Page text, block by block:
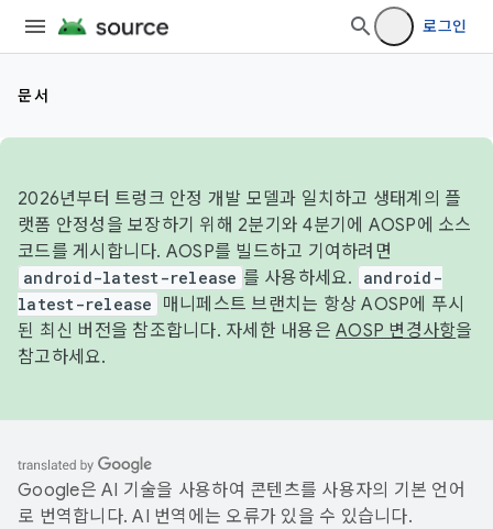
로그인
문서
2026년부터 트렁크 안정 개발 모델과 일치하고 생태계의 플
랫폼 안정성을 보장하기 위해 2분기와 4분기에 AOSP에 소스
코드를 게시합니다. AOSP를 빌드하고 기여하려면
android-latest-release 를 사용하세요.
android-
latest-release
매니페스트 브랜치는 항상 AOSP에 푸시
된 최신 버전을 참조합니다. 자세한 내용은 AOSP 변경사항을
참고하세요.
Google은 AI 기술을 사용하여 콘텐츠를 사용자의 기본 언어
로 번역합니다. AI 번역에는 오류가 있을 수 있습니다.